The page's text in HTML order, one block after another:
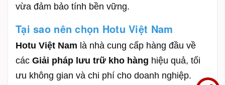
vừa đảm bảo tính bền vững.
Tại sao nên chọn Hotu Việt Nam
Hotu Việt Nam là nhà cung cấp hàng đầu về
các Giải pháp lưu trữ kho hàng hiệu quả, tối
ưu không gian và chi phí cho doanh nghiệp.